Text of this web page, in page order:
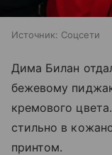
Источник: Соцсети
Дима Билан
бежевому
кремового
стильно в
принтом.